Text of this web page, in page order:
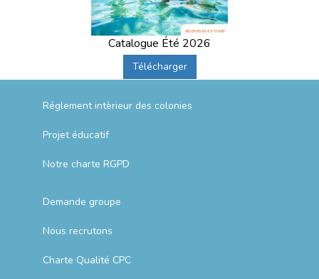
Catalogue Été 2026
Télécharger
Réglement intèrieur des colonies
Projet éducatif
Notre charte RGPD
Demande groupe
Nous recrutons
Charte Qualité CPC